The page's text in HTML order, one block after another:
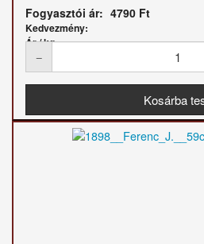
Fogyasztói ár: 4790 Ft
Kedvezmény:
Ár / kg: